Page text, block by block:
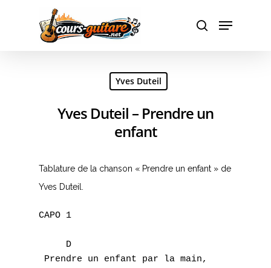
Hit enter to search or ESC to close
Yves Duteil
Yves Duteil – Prendre un
enfant
Tablature de la chanson « Prendre un enfant » de
Yves Duteil.
CAPO 1
     D
Prendre un enfant par la main,